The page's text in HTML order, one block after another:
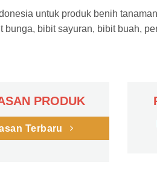
untuk produk benih
bibit sayuran, bibit buah,
PRODUK
Terbaru